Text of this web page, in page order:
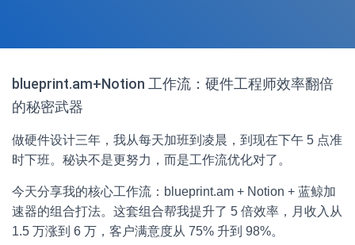
blueprint.am+Notion 工作流：硬件工程师效率翻倍
的秘密武器
做硬件设计三年，我从每天加班到凌晨，到现在下午 5 点准
时下班。秘诀不是更努力，而是工作流优化对了。
今天分享我的核心工作流：blueprint.am + Notion + 蓝鲸加
速器的组合打法。这套组合帮我提升了 5 倍效率，月收入从
1.5 万涨到 6 万，客户满意度从 75% 升到 98%。